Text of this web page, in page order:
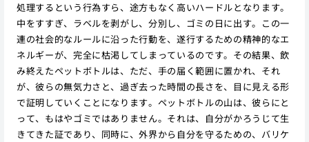
処理するという行為すら、途方もなく高いハードルとなります。
中をすすぎ、ラベルを剥がし、分別し、ゴミの日に出す。この一
連の社会的なルールに沿った行動を、遂行するための精神的なエ
ネルギーが、完全に枯渇してしまっているのです。その結果、飲
み終えたペットボトルは、ただ、手の届く範囲に置かれ、それ
が、彼らの無気力さと、過ぎ去った時間の長さを、目に見える形
で証明していくことになります。ペットボトルの山は、彼らにと
って、もはやゴミではありません。それは、自分がかろうじて生
きてきた証であり、同時に、外界から自分を守るための、バリケ